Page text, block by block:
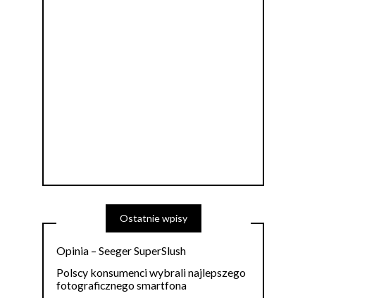
Ostatnie wpisy
Opinia – Seeger SuperSlush
Polscy konsumenci wybrali najlepszego
fotograficznego smartfona